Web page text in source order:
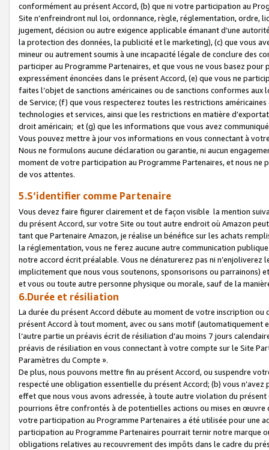
conformément au présent Accord, (b) que ni votre participation au
Site n’enfreindront nul loi, ordonnance, règle, réglementation, ordre,
jugement, décision ou autre exigence applicable émanant d’une
la protection des données, la publicité et le marketing), (c) que vous
mineur ou autrement soumis à une incapacité légale de conclure des
participer au Programme Partenaires, et que vous ne vous basez
expressément énoncées dans le présent Accord, (e) que vous ne
faites l’objet de sanctions américaines ou de sanctions conformes
de Service; (f) que vous respecterez toutes les restrictions
technologies et services, ainsi que les restrictions en matière
droit américain; et (g) que les informations que vous avez
Vous pouvez mettre à jour vos informations en vous connectant à
Nous ne formulons aucune déclaration ou garantie, ni aucun
moment de votre participation au Programme Partenaires, et nous
de vos attentes.
5.S’identifier comme Partenaire
Vous devez faire figurer clairement et de façon visible la mention
du présent Accord, sur votre Site ou tout autre endroit où Amazon
tant que Partenaire Amazon, je réalise un bénéfice sur les achats
la réglementation, vous ne ferez aucune autre communication
notre accord écrit préalable. Vous ne dénaturerez pas ni
implicitement que nous vous soutenons, sponsorisons ou parrainons)
et vous ou toute autre personne physique ou morale, sauf de la
6.Durée et résiliation
La durée du présent Accord débute au moment de votre inscription
présent Accord à tout moment, avec ou sans motif (automatiquement
l’autre partie un préavis écrit de résiliation d’au moins 7 jours
préavis de résiliation en vous connectant à votre compte sur le Site
Paramètres du Compte ».
De plus, nous pouvons mettre fin au présent Accord, ou suspendre
respecté une obligation essentielle du présent Accord; (b) vous
effet que nous vous avons adressée, à toute autre violation du
pourrions être confrontés à de potentielles actions ou mises en
votre participation au Programme Partenaires a été utilisée pour une
participation au Programme Partenaires pourrait ternir notre marque
obligations relatives au recouvrement des impôts dans le cadre du